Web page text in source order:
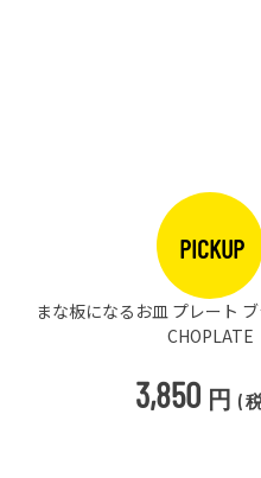
PICKUP
まな板になるお皿 プレート
CHOPLATE
3,850 円 (